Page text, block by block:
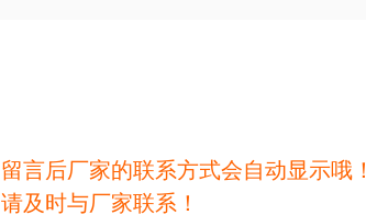
留言后厂家的联系方式会自动显示哦！
请及时与厂家联系！